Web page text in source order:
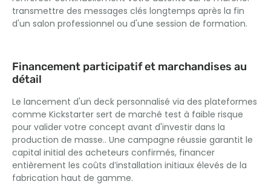
transmettre des messages clés longtemps après la fin
d'un salon professionnel ou d'une session de formation.
Financement participatif et marchandises au
détail
Le lancement d'un deck personnalisé via des plateformes
comme Kickstarter sert de marché test à faible risque
pour valider votre concept avant d'investir dans la
production de masse.. Une campagne réussie garantit le
capital initial des acheteurs confirmés, financer
entièrement les coûts d’installation initiaux élevés de la
fabrication haut de gamme.